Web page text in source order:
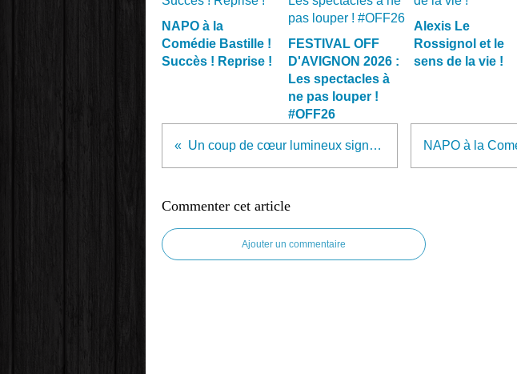
NAPO à la
Comédie Bastille !
Succès ! Reprise !
FESTIVAL OFF
D'AVIGNON 2026 :
Les spectacles à
ne pas louper !
#OFF26
Alexis Le
Rossignol et le
sens de la vie !
Un coup de cœur lumineux signé Feuerhand !
Commenter cet article
Ajouter un commentaire